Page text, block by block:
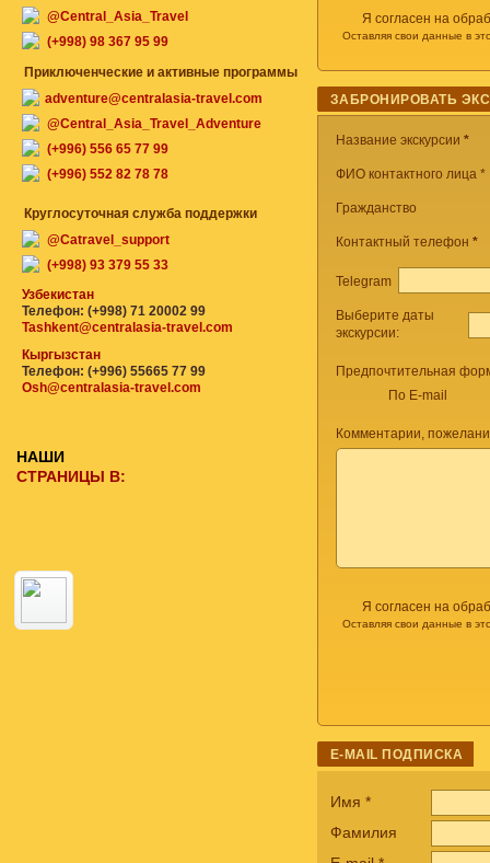
Я согласен на
Оставляя свои данные в
ЗАБРОНИРОВАТЬ
Название экскурсии *
ФИО контактного лица *
Гражданство
Контактный телефон *
Telegram
Выберите даты
экскурсии:
Предпочтительная
По E-mail
Комментарии,
Я согласен на
Оставляя свои данные в
E-MAIL ПОДПИСКА
Имя *
Фамилия
@Central_Asia_Travel
(+998) 98 367 95 99
Приключенческие и активные программы
adventure@centralasia-travel.com
@Central_Asia_Travel_Adventure
(+996) 556 65 77 99
(+996) 552 82 78 78
Круглосуточная служба поддержки
@Catravel_support
(+998) 93 379 55 33
Узбекистан
Телефон: (+998) 71 20002 99
Tashkent@centralasia-travel.com
Кыргызстан
Телефон: (+996) 55665 77 99
Osh@centralasia-travel.com
НАШИ
СТРАНИЦЫ В: